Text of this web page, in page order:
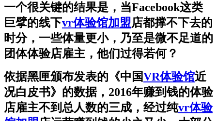
一个很关键的结果是，当Facebook这类
巨擘的线下vr体验馆加盟店都撑不下去的
时分，一些体量更小，乃至是微不足道的
团体体验店雇主，他们过得若何？
依据黑匣颁布发表的《中国VR体验馆近
况白皮书》的数据，2016年赚到钱的体验
店雇主不到总人数的三成，经过纯vr体验